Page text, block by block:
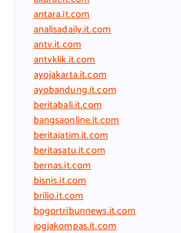
antara.it.com
analisadaily.it.com
antv.it.com
antvklik.it.com
ayojakarta.it.com
ayobandung.it.com
beritabali.it.com
bangsaonline.it.com
beritajatim.it.com
beritasatu.it.com
bernas.it.com
bisnis.it.com
brilio.it.com
bogortribunnews.it.com
jogjakompas.it.com